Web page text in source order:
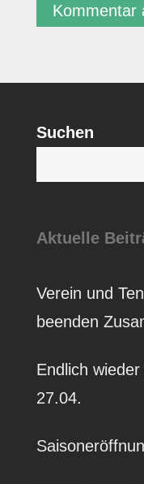
Suchen
Aktuelle
Verein und
beenden
Endlich
27.04.